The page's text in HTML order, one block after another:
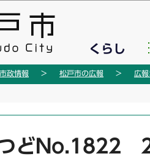
くらし
市政情報 松戸市の広報 広報
どNo.1822